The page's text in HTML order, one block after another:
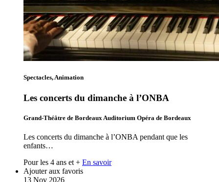
Spectacles, Animation
Les concerts du dimanche à l’ONBA
Grand-Théâtre de Bordeaux Auditorium Opéra de Bordeaux
Les concerts du dimanche à l’ONBA pendant que les
enfants…
Pour les 4 ans et + En savoir
Ajouter aux favoris
13 Nov 2026